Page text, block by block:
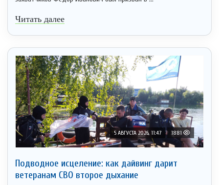
Читать далее
5 АВГУСТА 2026, 11:47 1881
Подводное исцеление: как дайвинг дарит
ветеранам СВО второе дыхание